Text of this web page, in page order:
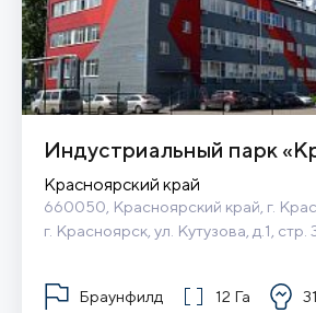
Индустриальный парк
Красноярский край
660050, Красноярский край, г.
г. Красноярск, ул. Кутузова, д.1,
Браунфилд 12 Га